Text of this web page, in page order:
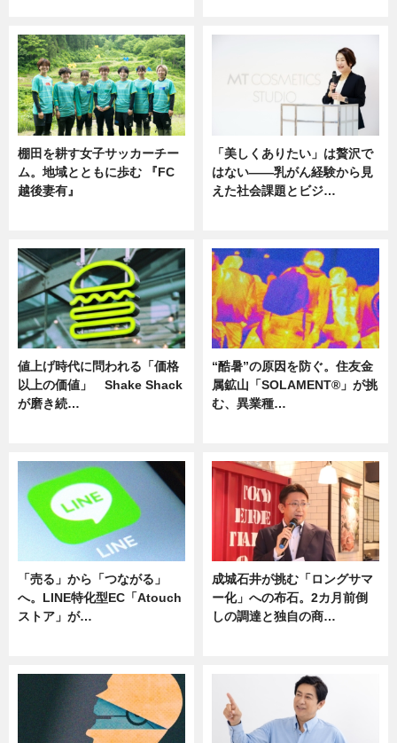
棚田を耕す女子サッカーチー
ム。地域とともに歩む 『FC
越後妻有』
「美しくありたい」は贅沢で
はない――乳がん経験から見
えた社会課題とビジ…
値上げ時代に問われる「価格
以上の価値」 Shake Shack
が磨き続…
“酷暑”の原因を防ぐ。住友金
属鉱山「SOLAMENT®」が挑
む、異業種…
「売る」から「つながる」
へ。LINE特化型EC「Atouch
ストア」が…
成城石井が挑む「ロングサマ
ー化」への布石。2カ月前倒
しの調達と独自の商…